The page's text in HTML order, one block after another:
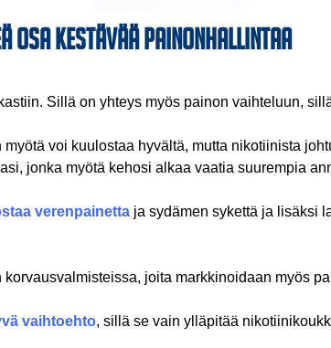
osa kestävää painonhallintaa
Sillä on yhteys myös painon vaihteluun,
voi kuulostaa hyvältä, mutta nikotiinista
jonka myötä kehosi alkaa vaatia suurempia
verenpainetta ja sydämen sykettä ja lisäksi
joita markkinoidaan myös
vaihtoehto, sillä se vain ylläpitää